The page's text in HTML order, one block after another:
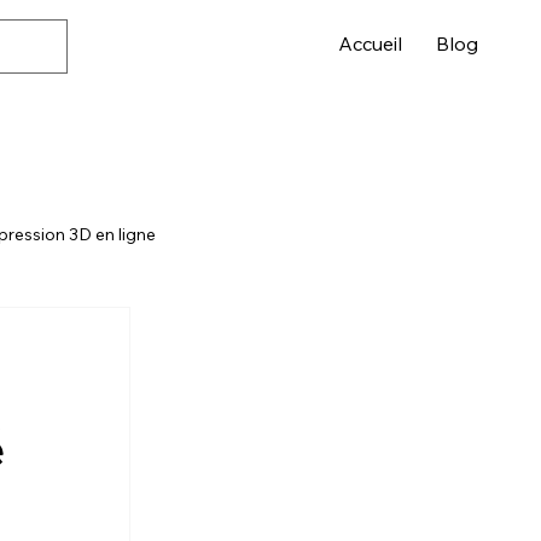
Accueil Blog
3D en ligne